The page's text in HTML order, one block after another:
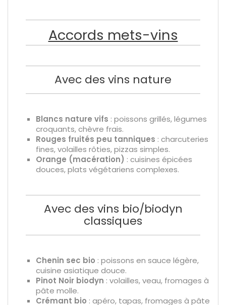
Accords mets-vins
Avec des vins nature
Blancs nature vifs : poissons grillés, légumes
croquants, chèvre frais.
Rouges fruités peu tanniques : charcuteries
fines, volailles rôties, pizzas simples.
Orange (macération) : cuisines épicées
douces, plats végétariens complexes.
Avec des vins bio/biodyn
classiques
Chenin sec bio : poissons en sauce légère,
cuisine asiatique douce.
Pinot Noir biodyn : volailles, veau, fromages à
pâte molle.
Crémant bio : apéro, tapas, fromages à pâte